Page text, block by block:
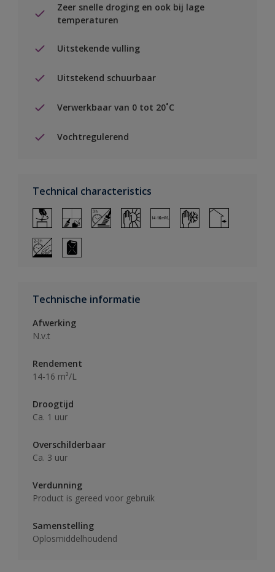
Zeer snelle droging en ook bij lage
temperaturen
Uitstekende vulling
Uitstekend schuurbaar
Verwerkbaar van 0 tot 20˚C
Vochtregulerend
Technical characteristics
Technische informatie
Afwerking
N.v.t
Rendement
14-16 m²/L
Droogtijd
Ca. 1 uur
Overschilderbaar
Ca. 3 uur
Verdunning
Product is gereed voor gebruik
Samenstelling
Oplosmiddelhoudend